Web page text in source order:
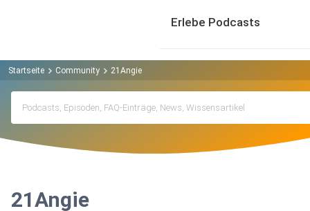
Erlebe Podcasts
Startseite Community 21Angie
21Angie